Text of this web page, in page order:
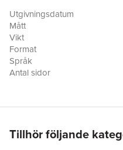
Krishandboken får du bättre
katastrofscenarier. Allt från
kroppen reagerar fysiskt och
om första hjälpen liksom hur
eller matlagning utan vatten.
naturkatastrofer eller
Många skulle inte klara sju
kommer du närmare målet.
Utgivningsdatum
Mått
Vikt
Format
Språk
Antal sidor
Illustratör
ISBN
Miljömärkning
Tillhör följande